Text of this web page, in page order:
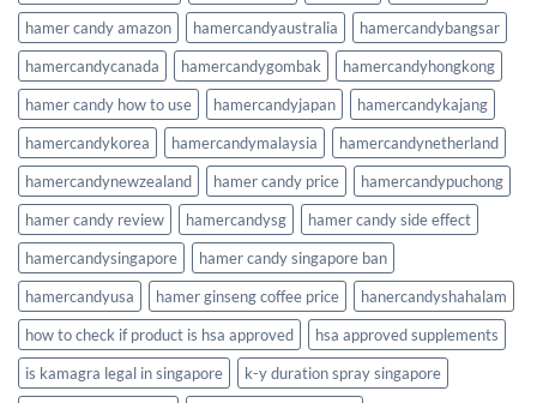
hamer candy amazon
hamercandyaustralia
hamercandybangsar
hamercandycanada
hamercandygombak
hamercandyhongkong
hamer candy how to use
hamercandyjapan
hamercandykajang
hamercandykorea
hamercandymalaysia
hamercandynetherland
hamercandynewzealand
hamer candy price
hamercandypuchong
hamer candy review
hamercandysg
hamer candy side effect
hamercandysingapore
hamer candy singapore ban
hamercandyusa
hamer ginseng coffee price
hanercandyshahalam
how to check if product is hsa approved
hsa approved supplements
is kamagra legal in singapore
k-y duration spray singapore